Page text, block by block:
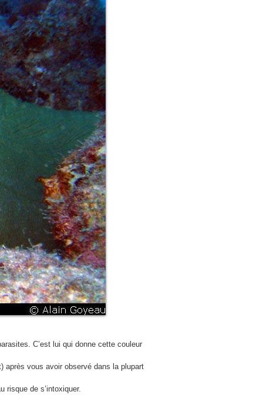
C’est lui qui donne cette couleur
après vous avoir observé dans la plupart
risque de s’intoxiquer.